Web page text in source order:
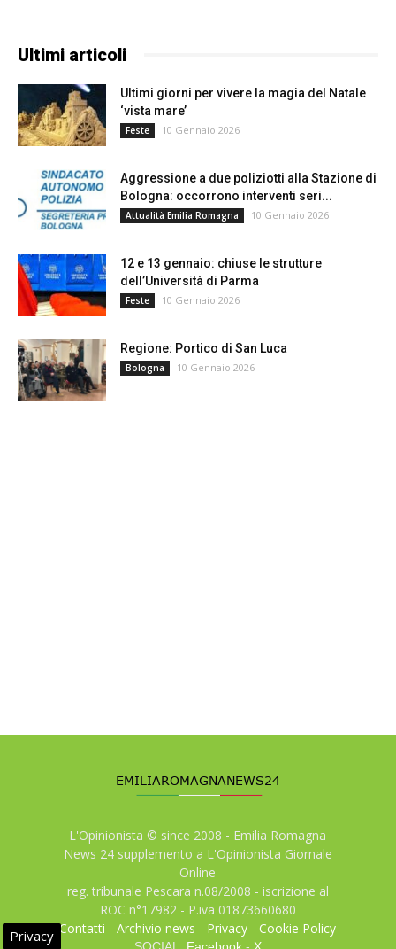
Ultimi articoli
Ultimi giorni per vivere la magia del Natale
‘vista mare’
Feste 10 Gennaio 2026
Aggressione a due poliziotti alla Stazione di
Bologna: occorrono interventi seri...
Attualità Emilia Romagna 10 Gennaio 2026
12 e 13 gennaio: chiuse le strutture
dell’Università di Parma
Feste 10 Gennaio 2026
Regione: Portico di San Luca
Bologna 10 Gennaio 2026
L'Opinionista © since 2008 - Emilia Romagna
News 24 supplemento a L'Opinionista Giornale
Online
reg. tribunale Pescara n.08/2008 - iscrizione al
ROC n°17982 - P.iva 01873660680
Contatti -Archivio news - Privacy -Cookie Policy
Privacy